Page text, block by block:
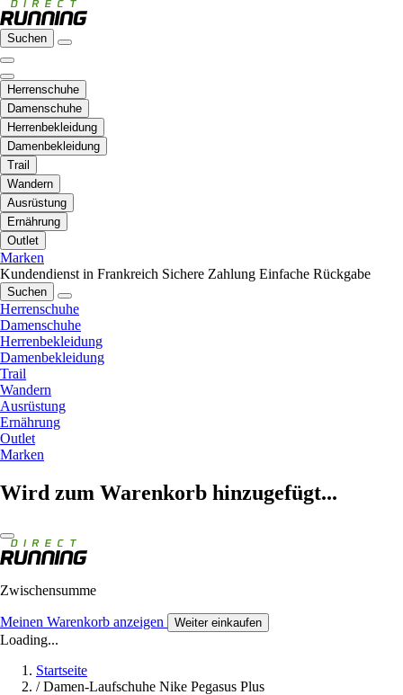
Suchen
Herrenschuhe
Damenschuhe
Herrenbekleidung
Damenbekleidung
Trail
Wandern
Ausrüstung
Ernährung
Outlet
Marken
Kundendienst in Frankreich Sichere Zahlung Einfache Rückgabe
Suchen
Herrenschuhe
Damenschuhe
Herrenbekleidung
Damenbekleidung
Trail
Wandern
Ausrüstung
Ernährung
Outlet
Marken
Wird zum Warenkorb hinzugefügt...
Zwischensumme
Meinen Warenkorb anzeigen Weiter einkaufen
Loading...
Startseite
/ Damen-Laufschuhe Nike Pegasus Plus